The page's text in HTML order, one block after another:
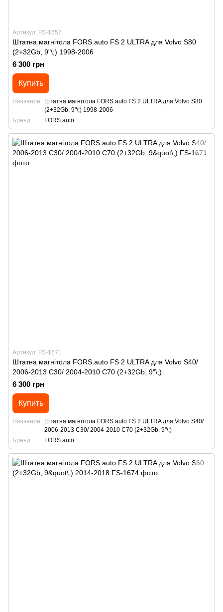
Артикул: FS-1657
Штатна магнітола FORS.auto FS 2 ULTRA для Volvo S80
(2+32Gb, 9"\;) 1998-2006
6 300 грн
Купить
Название
Штатна магнітола FORS.auto FS 2 ULTRA для Volvo S80
(2+32Gb, 9"\;) 1998-2006
Бренд
FORS.auto
Артикул: FS-1671
Штатна магнітола FORS.auto FS 2 ULTRA для Volvo S40/
2006-2013 C30/ 2004-2010 C70 (2+32Gb, 9"\;)
6 300 грн
Купить
Название
Штатна магнітола FORS.auto FS 2 ULTRA для Volvo S40/
2006-2013 C30/ 2004-2010 C70 (2+32Gb, 9"\;)
Бренд
FORS.auto